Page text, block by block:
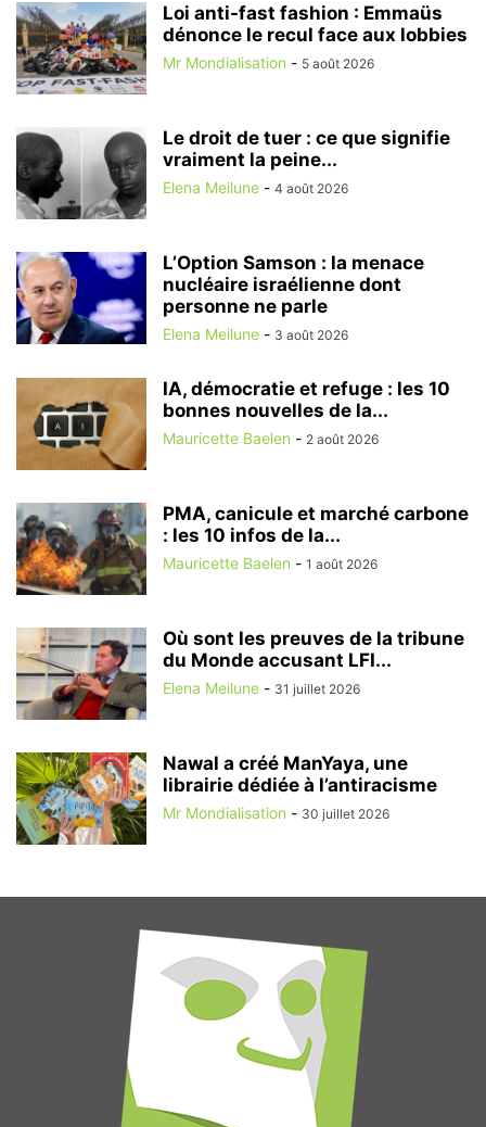
Loi anti-fast fashion : Emmaüs
dénonce le recul face aux lobbies
Mr Mondialisation - 5 août 2026
Le droit de tuer : ce que signifie
vraiment la peine...
Elena Meilune - 4 août 2026
L’Option Samson : la menace
nucléaire israélienne dont
personne ne parle
Elena Meilune - 3 août 2026
IA, démocratie et refuge : les 10
bonnes nouvelles de la...
Mauricette Baelen - 2 août 2026
PMA, canicule et marché carbone
: les 10 infos de la...
Mauricette Baelen - 1 août 2026
Où sont les preuves de la tribune
du Monde accusant LFI...
Elena Meilune - 31 juillet 2026
Nawal a créé ManYaya, une
librairie dédiée à l’antiracisme
Mr Mondialisation - 30 juillet 2026